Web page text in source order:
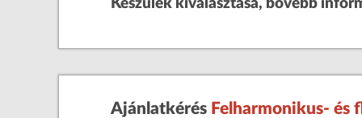
Készülék kiválasztása, bővebb
Ajánlatkérés Felharmonikus- és